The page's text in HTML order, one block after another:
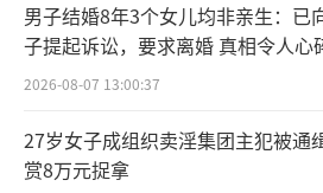
男子结婚8年3个女儿均非亲生：已
子提起诉讼，要求离婚 真相令人心
2026-08-07 13:00:37
27岁女子成组织卖淫集团主犯被通
赏8万元捉拿